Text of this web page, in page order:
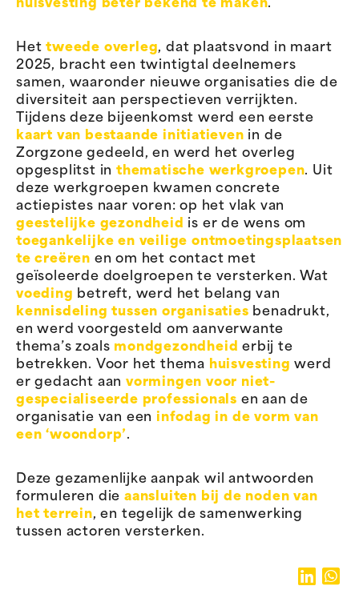
huisvesting beter bekend te maken.
Hettweede overleg, dat plaatsvond in maart
2025, bracht een twintigtal deelnemers
samen, waaronder nieuwe organisaties die de
diversiteit aan perspectieven verrijkten.
Tijdens deze bijeenkomst werd een eerste
kaart van bestaande initiatieven in de
Zorgzone gedeeld, en werd het overleg
opgesplitst inthematische werkgroepen. Uit
deze werkgroepen kwamen concrete
actiepistes naar voren: op het vlak van
geestelijke gezondheid is er de wens om
toegankelijke en veilige ontmoetingsplaatsen
te creëren en om het contact met
geïsoleerde doelgroepen te versterken. Wat
voeding betreft, werd het belang van
kennisdeling tussen organisaties benadrukt,
en werd voorgesteld om aanverwante
thema’s zoals mondgezondheid erbij te
betrekken. Voor het thema huisvesting werd
er gedacht aanvormingen voor niet-
gespecialiseerde professionals en aan de
organisatie van een infodag in de vorm van
een ‘woondorp’.
Deze gezamenlijke aanpak wil antwoorden
formuleren dieaansluiten bij de noden van
het terrein, en tegelijk de samenwerking
tussen actoren versterken.